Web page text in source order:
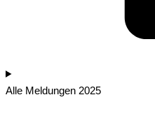
Alle Meldungen 2025